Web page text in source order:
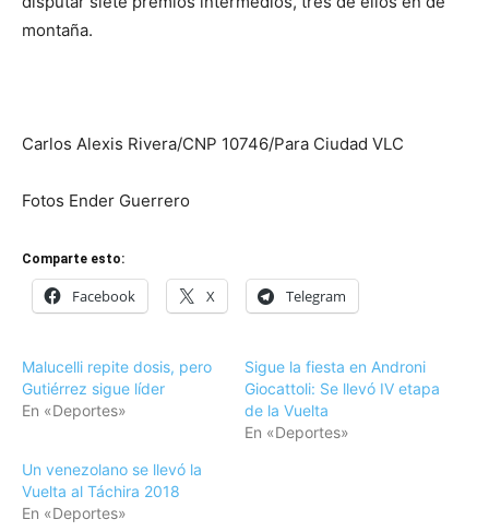
montaña.
Carlos Alexis Rivera/CNP 10746/Para Ciudad VLC
Fotos Ender Guerrero
Comparte esto:
Facebook X Telegram
Malucelli repite dosis, pero
Gutiérrez sigue líder
En «Deportes»
Sigue la fiesta en Androni
Giocattoli: Se llevó IV etapa
de la Vuelta
En «Deportes»
Un venezolano se llevó la
Vuelta al Táchira 2018
En «Deportes»